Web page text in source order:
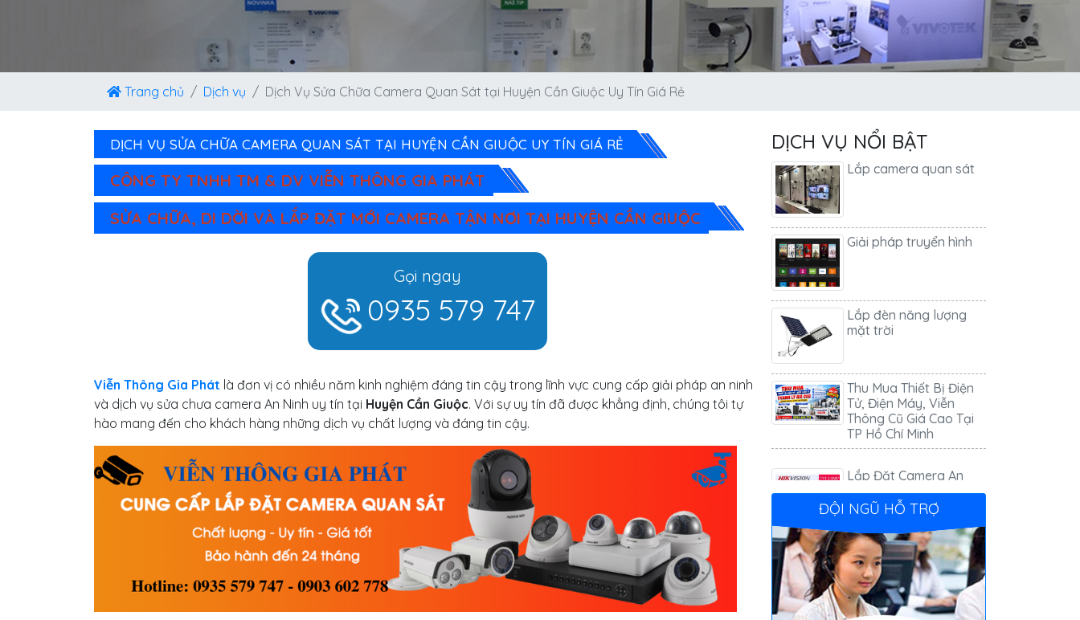
Trang chủ Dịch vụ Dịch Vụ Sửa Chữa Camera Quan Sát tại Huyện Cần Giuộc Uy Tín Giá Rẻ
DỊCH VỤ SỬA CHỮA CAMERA QUAN SÁT TẠI HUYỆN CẦN GIUỘC UY TÍN GIÁ RẺ
CÔNG TY TNHH TM & DV VIỄN THÔNG GIA PHÁT
SỬA CHỮA, DI DỜI VÀ LẮP ĐẶT MỚI CAMERA TẬN NƠI TẠI HUYỆN CẦN GIUỘC
Gọi ngay
0935 579 747
Viễn Thông Gia Phát là đơn vị có nhiều năm kinh nghiệm đáng tin cậy trong lĩnh vực cung cấp giải pháp an ninh
và dịch vụ sửa chưa camera An Ninh uy tín tại Huyện Cần Giuộc. Với sự uy tín đã được khẳng định, chúng tôi tự
hào mang đến cho khách hàng những dịch vụ chất lượng và đáng tin cậy.
DỊCH VỤ NỔI BẬT
Lắp Đặt Camera An
Ninh Tại TP Hồ Chí Minh
Lắp camera quan sát
mặt trời
Tử, Điện Máy, Viễn
Thông Cũ Giá Cao Tại
TP Hồ Chí Minh
Lắp Đặt Camera An
Lắp camera quan sát
Giải pháp truyển hình
ĐỘI NGŨ HỖ TRỢ